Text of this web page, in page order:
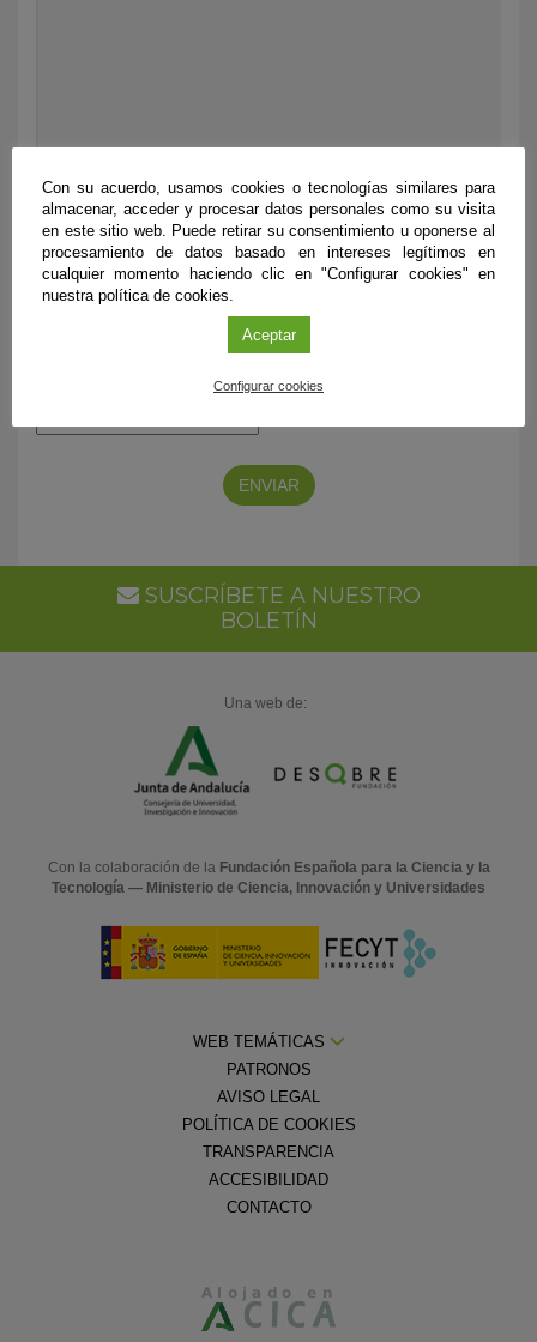
He leído y acepto elaviso legal y la política de protección
de datos
Quiero suscribirme a los boletines de Fundación Descubre
SUSCRÍBETE A NUESTRO
BOLETÍN
Una web de:
Con la colaboración de la Fundación Española para la Ciencia y la
Tecnología — Ministerio de Ciencia, Innovación y Universidades
WEB TEMÁTICAS
PATRONOS
AVISO LEGAL
POLÍTICA DE COOKIES
TRANSPARENCIA
ACCESIBILIDAD
CONTACTO
Con su acuerdo, usamos cookies o tecnologías similares para
almacenar, acceder y procesar datos personales como su visita
en este sitio web. Puede retirar su consentimiento u oponerse al
procesamiento de datos basado en intereses legítimos en
cualquier momento haciendo clic en "Configurar cookies" en
nuestra política de cookies.
Aceptar
Configurar cookies